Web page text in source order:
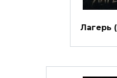
Лагерь